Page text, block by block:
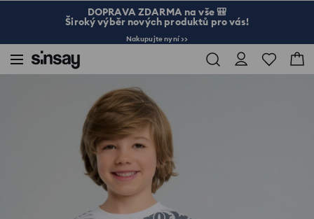
DOPRAVA ZDARMA na vše 🎒
Široký výběr nových produktů pro vás!
Nakupujte nyní >>
Chlapec 3-10 Tričko Hot Wheels